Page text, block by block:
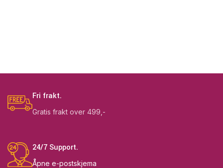
Fri frakt.
Gratis frakt over 499,-
24/7 Support.
Åpne e-postskjema